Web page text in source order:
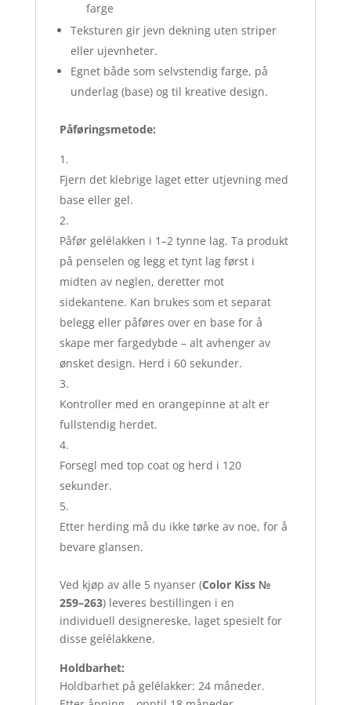
farge
Teksturen gir jevn dekning uten striper
eller ujevnheter.
Egnet både som selvstendig farge, på
underlag (base) og til kreative design.
Påføringsmetode:
Fjern det klebrige laget etter utjevning med
base eller gel.
Påfør gelélakken i 1–2 tynne lag. Ta produkt
på penselen og legg et tynt lag først i
midten av neglen, deretter mot
sidekantene. Kan brukes som et separat
belegg eller påføres over en base for å
skape mer fargedybde – alt avhenger av
ønsket design. Herd i 60 sekunder.
Kontroller med en orangepinne at alt er
fullstendig herdet.
Forsegl med top coat og herd i 120
sekunder.
Etter herding må du ikke tørke av noe, for å
bevare glansen.
Ved kjøp av alle 5 nyanser (Color Kiss №
259–263) leveres bestillingen i en
individuell designereske, laget spesielt for
disse gelélakkene.
Holdbarhet:
Holdbarhet på gelélakker: 24 måneder.